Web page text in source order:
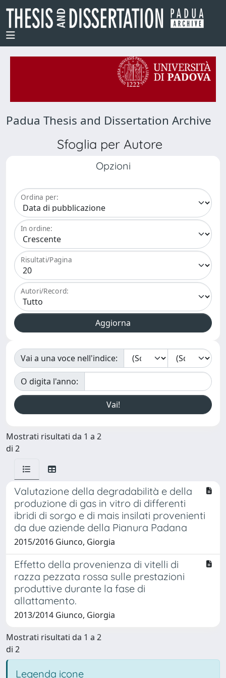
Padua Thesis and Dissertation Archive
Sfoglia per Autore
Opzioni
Ordina per:
In ordine:
Risultati/Pagina
Autori/Record:
Vai a una voce nell'indice:
O digita l'anno:
Mostrati risultati da 1 a 2
di 2
Valutazione della degradabilità e della
produzione di gas in vitro di differenti
ibridi di sorgo e di mais insilati provenienti
da due aziende della Pianura Padana
2015/2016 Giunco, Giorgia
Effetto della provenienza di vitelli di
razza pezzata rossa sulle prestazioni
produttive durante la fase di
allattamento.
2013/2014 Giunco, Giorgia
Mostrati risultati da 1 a 2
di 2
Legenda icone